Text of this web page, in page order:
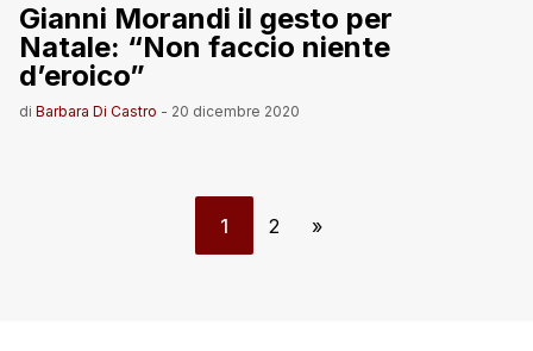
Gianni Morandi il gesto per
Natale: “Non faccio niente
d’eroico”
di Barbara Di Castro - 20 dicembre 2020
1 2 »